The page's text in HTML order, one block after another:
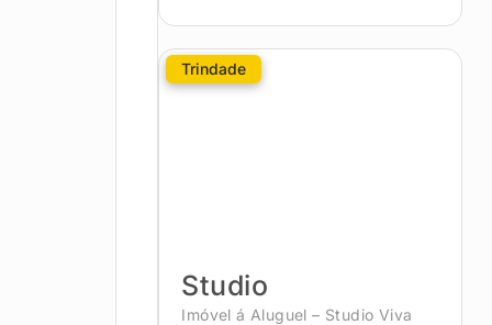
Trindade
Studio
Imóvel á Aluguel – Studio Viva